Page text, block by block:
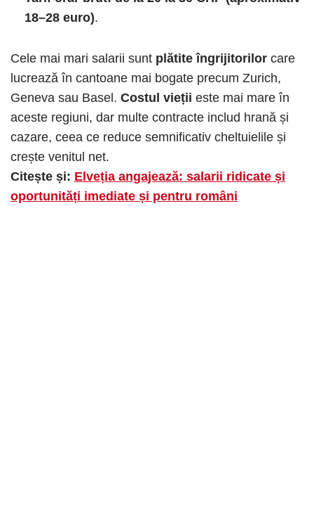
18–28 euro).
Cele mai mari salarii sunt plătite îngrijitorilor care
lucrează în cantoane mai bogate precum Zurich,
Geneva sau Basel. Costul vieții este mai mare în
aceste regiuni, dar multe contracte includ hrană și
cazare, ceea ce reduce semnificativ cheltuielile și
crește venitul net.
Citește și: Elveția angajează: salarii ridicate și
oportunități imediate și pentru români